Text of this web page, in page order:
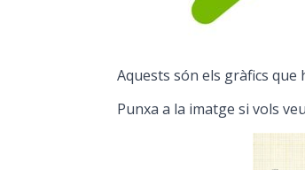
Aquests són els gràfics que
Punxa a la imatge si vols